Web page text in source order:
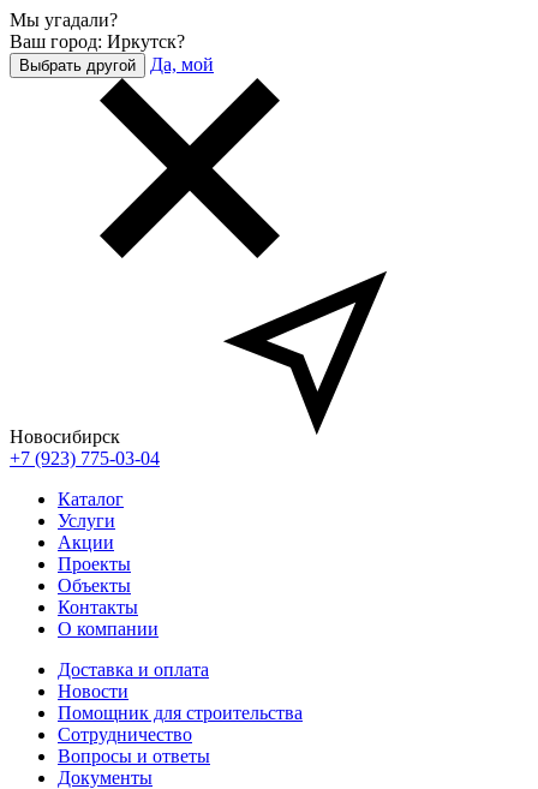
Мы угадали?
Ваш город: Иркутск?
Выбрать другой Да, мой
Новосибирск
+7 (923) 775-03-04
Каталог
Услуги
Акции
Проекты
Объекты
Контакты
О компании
Доставка и оплата
Новости
Помощник для строительства
Сотрудничество
Вопросы и ответы
Документы